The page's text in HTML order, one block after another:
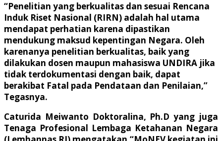
“Penelitian yang berkualitas dan sesuai Rencana
Induk Riset Nasional (RIRN) adalah hal utama
mendapat perhatian karena dipastikan
mendukung maksud kepentingan Negara. Oleh
karenanya penelitian berkualitas, baik yang
dilakukan dosen maupun mahasiswa UNDIRA jika
tidak terdokumentasi dengan baik, dapat
berakibat Fatal pada Pendataan dan Penilaian,”
Tegasnya.
Caturida Meiwanto Doktoralina, Ph.D yang juga
Tenaga Profesional Lembaga Ketahanan Negara